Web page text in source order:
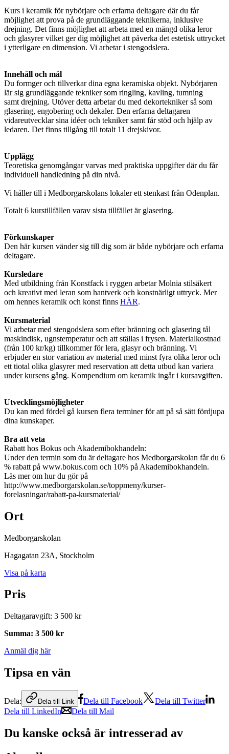
Kurs i keramik för nybörjare och erfarna deltagare där du får
möjlighet att prova på de grundläggande teknikerna, inklusive
drejning. Det finns möjlighet att arbeta med en mängd olika leror
och glasyrer vilket ger dig möjlighet att påverka det estetisk uttrycket
i ytterligare en dimension. Vi arbetar i stengodslera.
Innehåll och mål
Du formger och tillverkar dina egna keramiska objekt. Nybörjaren
lär sig grundläggande tekniker som ringling, kavling, tumning
samt drejning. Utöver detta arbetar du med dekortekniker så som
glasering, engobering och dekaler. Den erfarna deltagaren
vidareutvecklar sina idéer och tekniker samt får stöd och hjälp av
ledaren. Det finns tillgång till totalt 11 drejskivor.
Upplägg
Teoretiska genomgångar varvas med praktiska uppgifter där du får
individuell handledning på din nivå.
Vi håller till i Medborgarskolans lokaler ett stenkast från Odenplan.
Totalt 6 kurstillfällen varav sista tillfället är glasering.
Förkunskaper
Den här kursen vänder sig till dig som är både nybörjare och erfarna
deltagare.
Kursledare
Med utbildning från Konstfack i ryggen arbetar Molnia stilsäkert
och kreativt med leran som hantverk och konstnärligt uttryck. Mer
om hennes keramik och konst finns HÄR.
Kursmaterial
Vi arbetar med stengodslera som efter bränning och glasering tål
maskindisk, ugnstemperatur och att ställas i frysen. Materialkostnad
(från 100 kr/kg) tillkommer för lera, glasyr och bränning. Vi
erbjuder en stor variation av material med minst fyra olika leror och
ett tiotal olika glasyrer med reservation att detta utbud kan variera
under kursens gång. Kompendium om keramik ingår i kursavgiften.
Utvecklingsmöjligheter
Du kan med fördel gå kursen flera terminer för att på så sätt fördjupa
dina kunskaper.
Bra att veta
Rabatt hos Bokus och Akademibokhandeln:
Under den termin som du är deltagare hos Medborgarskolan får du 6
% rabatt på www.bokus.com och 10% på Akademibokhandeln.
Läs mer om hur du gör på
http://www.medborgarskolan.se/toppmeny/kurser-
forelasningar/rabatt-pa-kursmaterial/
Ort
Medborgarskolan
Hagagatan 23A, Stockholm
Visa på karta
Pris
Deltagaravgift: 3 500 kr
Summa: 3 500 kr
Anmäl dig här
Tipsa en vän
Dela: Dela till Link Dela till Facebook
Dela till Twitter
Dela till LinkedIn
Dela till Mail
Du kanske också är intresserad av